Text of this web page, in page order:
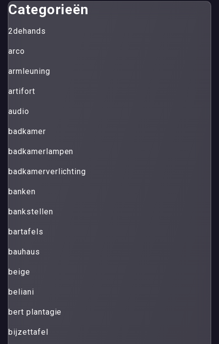
Categorieën
2dehands
arco
armleuning
artifort
audio
badkamer
badkamerlampen
badkamerverlichting
banken
bankstellen
bartafels
bauhaus
beige
beliani
bert plantagie
bijzettafel